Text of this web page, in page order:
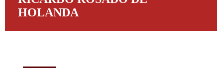
HOLANDA